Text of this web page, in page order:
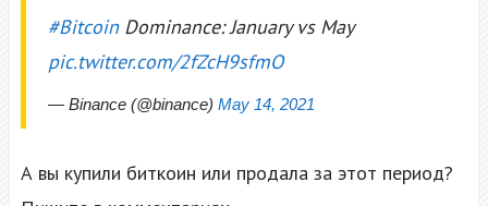
#BitcoinDominance: January vs May
pic.twitter.com/2fZcH9sfmO
— Binance (@binance) May 14, 2021
А вы купили биткоин или продала за этот период?